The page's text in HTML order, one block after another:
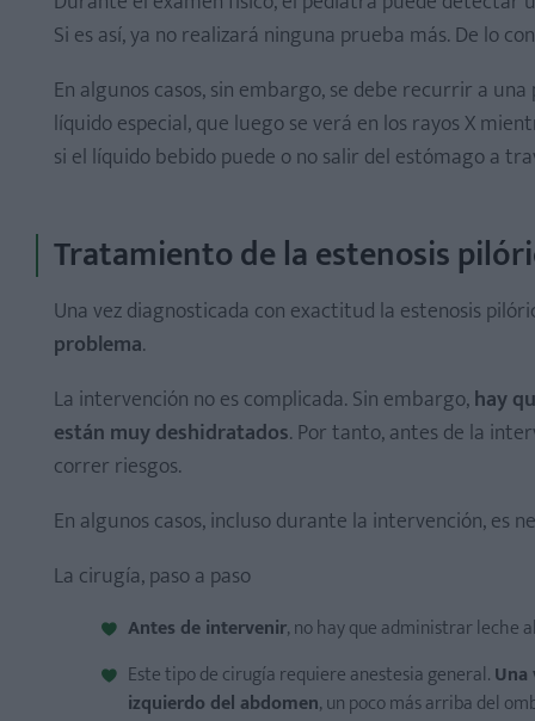
Si es así, ya no realizará ninguna prueba más. De lo
En algunos casos, sin embargo, se debe recurrir a
líquido especial, que luego se verá en los rayos X
si el líquido bebido puede o no salir del estómago a
Tratamiento de la estenosis
Una vez diagnosticada con exactitud la estenosis
problema.
La intervención no es complicada. Sin embargo,hay
están muy deshidratados. Por tanto, antes de la
correr riesgos.
En algunos casos, incluso durante la intervención, es
La cirugía, paso a paso
Antes de intervenir, no hay que administrar leche
Este tipo de cirugía requiere anestesia general.
izquierdo del abdomen, un poco más arriba del